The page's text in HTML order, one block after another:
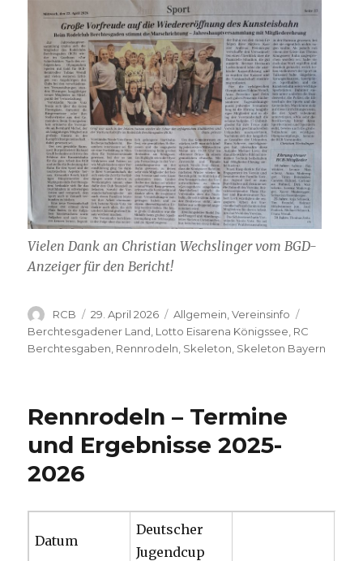
Vielen Dank an Christian Wechslinger vom BGD-
Anzeiger für den Bericht!
Autor
RCB
Veröffentlicht
am
29. April 2026 Kategorien
Allgemein ,Vereinsinfo
Berchtesgadener Land Lotto Eisarena Königssee RC
Berchtesgaben Rennrodeln Skeleton Skeleton Bayern
Rennrodeln – Termine
und Ergebnisse 2025-
2026
Datum
Deutscher
Jugendcup